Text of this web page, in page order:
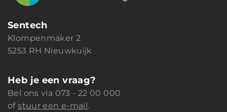
Sentech
Klompenmaker 2
5253 RH Nieuwkuijk
Heb je een vraag?
Bel ons via 073 - 22 00 000
of stuur een e-mail .